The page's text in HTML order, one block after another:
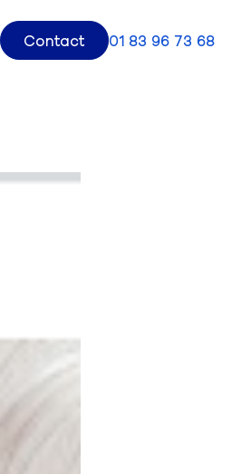
Contact 01 83 96 73 68